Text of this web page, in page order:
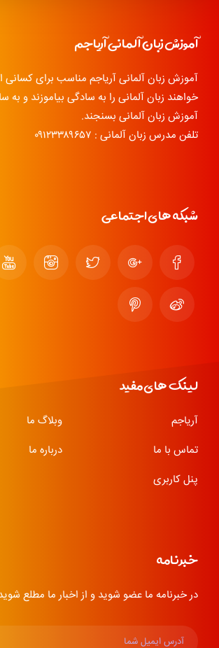
آموزش زبان آلمانی آریاجم
آموزش زبان آلمانی آریاجم مناسب برای
خواهند زبان آلمانی را به سادگی بیاموزند و به
آموزش زبان آلمانی بسنجند.
تلفن مدرس زبان آلمانی : ۰۹۱۲۳۳۸۹۶۵۷
شبکه های اجتماعی
لینک های مفید
آریاجم
وبلاگ ما
تماس با ما
درباره ما
پنل کاربری
خبرنامه
در خبرنامه ما عضو شوید و از اخبار ما مطلع